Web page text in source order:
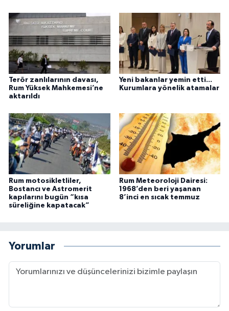
Terör zanlılarının davası,
Rum Yüksek Mahkemesi’ne
aktarıldı
Yeni bakanlar yemin etti...
Kurumlara yönelik atamalar
Rum motosikletliler,
Bostancı ve Astromerit
kapılarını bugün “kısa
süreliğine kapatacak”
Rum Meteoroloji Dairesi:
1968’den beri yaşanan
8’inci en sıcak temmuz
Yorumlar